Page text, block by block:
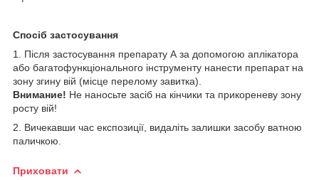
Спосіб застосування
1. Після застосування препарату А за допомогою аплікатора
або багатофункціонального інструменту нанести препарат на
зону згину вій (місце перелому завитка).
Внимание! Не наносьте засіб на кінчики та прикореневу зону
росту вій!
2. Вичекавши час експозиції, видаліть залишки засобу ватною
паличкою.
Приховати